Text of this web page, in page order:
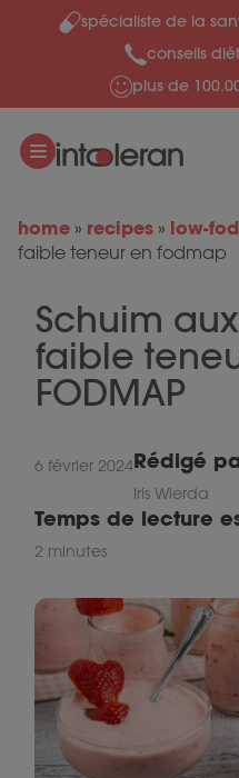
Skip to content
spécialiste de la
conseils
plus de
home » recipes » low-
faible teneur en fodmap
Schuim
faible
FODMAP
6 février 2024Rédigé
Iris Wierda
Temps de lecture
2 minutes